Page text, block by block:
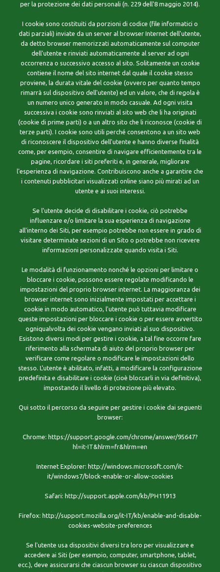
per la protezione dei dati personali (n. 229 dell'8 maggio 2014).
I cookie sono costituiti da porzioni di codice (file informatici o
dati parziali) inviate da un server al browser Internet dell'utente,
da detto browser memorizzati automaticamente sul computer
dell'utente e rinviati automaticamente al server ad ogni
occorrenza o successivo accesso al sito. Solitamente un cookie
contiene il nome del sito internet dal quale il cookie stesso
proviene, la durata vitale del cookie (ovvero per quanto tempo
rimarrà sul dispositivo dell'utente) ed un valore, che di regola è
un numero unico generato in modo casuale. Ad ogni visita
successiva i cookie sono rinviati al sito web che li ha originati
(cookie di prime parti) o a un altro sito che li riconosce (cookie di
terze parti). I cookie sono utili perché consentono a un sito web
di riconoscere il dispositivo dell'utente e hanno diverse finalità
come, per esempio, consentire di navigare efficientemente tra le
pagine, ricordare i siti preferiti e, in generale, migliorare
l'esperienza di navigazione. Contribuiscono anche a garantire che
i contenuti pubblicitari visualizzati online siano più mirati ad un
utente e ai suoi interessi.
Se l'utente decide di disabilitare i cookie, ciò potrebbe
influenzare e/o limitare la sua esperienza di navigazione
all'interno dei Siti, per esempio potrebbe non essere in grado di
visitare determinate sezioni di un Sito o potrebbe non ricevere
informazioni personalizzate quando visita i Siti.
Le modalità di funzionamento nonché le opzioni per limitare o
bloccare i cookie, possono essere regolate modificando le
impostazioni del proprio browser internet. La maggioranza dei
browser internet sono inizialmente impostati per accettare i
cookie in modo automatico, l'utente può tuttavia modificare
queste impostazioni per bloccare i cookie o per essere avvertito
ogniqualvolta dei cookie vengano inviati al suo dispositivo.
Esistono diversi modi per gestire i cookie, a tal fine occorre fare
riferimento alla schermata di aiuto del proprio browser per
verificare come regolare o modificare le impostazioni dello
stesso. L'utente è abilitato, infatti, a modificare la configurazione
predefinita e disabilitare i cookie (cioè bloccarli in via definitiva),
impostando il livello di protezione più elevato.
Qui sotto il percorso da seguire per gestire i cookie dai seguenti
browser:
Chrome: https://support.google.com/chrome/answer/95647?
hl=it-IT&hlrm=fr&hlrm=en
Internet Explorer: http://windows.microsoft.com/it-
it/windows7/block-enable-or-allow-cookies
Safari: http://support.apple.com/kb/PH11913
Firefox: http://support.mozilla.org/it-IT/kb/enable-and-disable-
cookies-website-preferences
Se l'utente usa dispositivi diversi tra loro per visualizzare e
accedere ai Siti (per esempio, computer, smartphone, tablet,
ecc.), deve assicurarsi che ciascun browser su ciascun dispositivo